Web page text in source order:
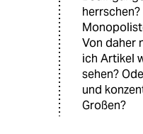
Von daher
ich Artikel
sehen?
und
Großen?